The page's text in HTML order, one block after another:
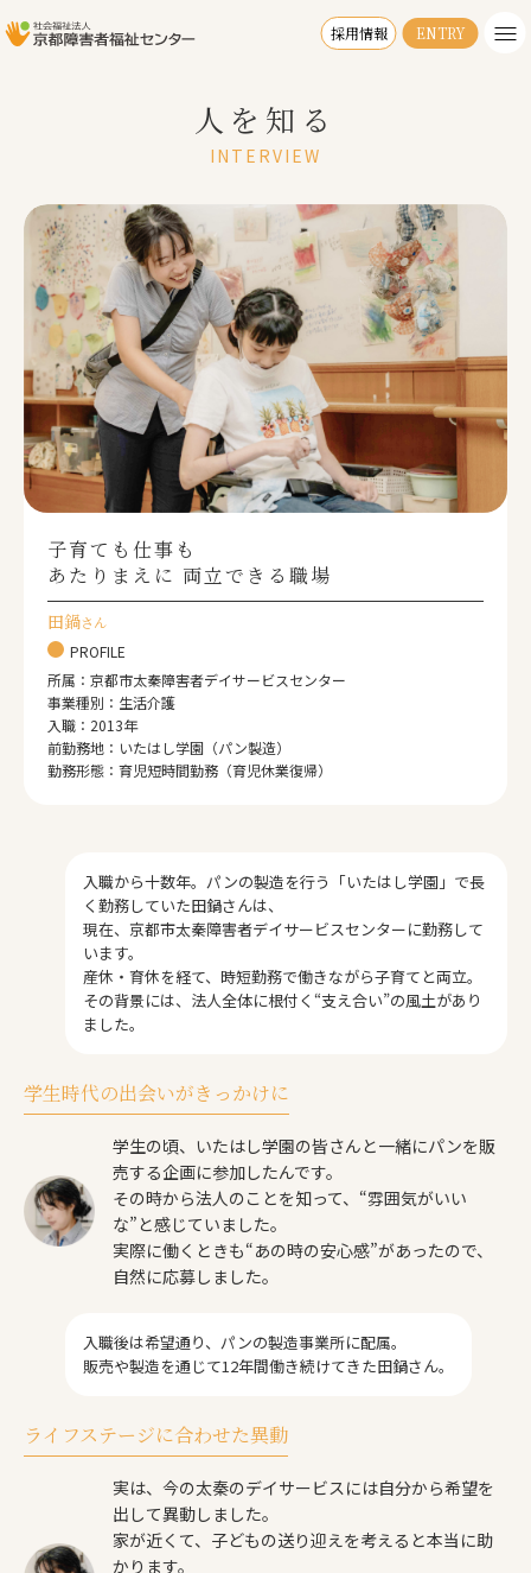
採用情報 ENTRY
人を知る
INTERVIEW
子育ても仕事も
あたりまえに 両立できる職場
田鍋さん
PROFILE
所属：京都市太秦障害者デイサービスセンター
事業種別：生活介護
入職：2013年
前勤務地：いたはし学園（パン製造）
勤務形態：育児短時間勤務（育児休業復帰）
入職から十数年。パンの製造を行う「いたはし学園」で長
く勤務していた田鍋さんは、
現在、京都市太秦障害者デイサービスセンターに勤務して
います。
産休・育休を経て、時短勤務で働きながら子育てと両立。
その背景には、法人全体に根付く“支え合い”の風土があり
ました。
学生時代の出会いがきっかけに
学生の頃、いたはし学園の皆さんと一緒にパンを販
売する企画に参加したんです。
その時から法人のことを知って、“雰囲気がいい
な”と感じていました。
実際に働くときも“あの時の安心感”があったので、
自然に応募しました。
入職後は希望通り、パンの製造事業所に配属。
販売や製造を通じて12年間働き続けてきた田鍋さん。
ライフステージに合わせた異動
実は、今の太秦のデイサービスには自分から希望を
出して異動しました。
家が近くて、子どもの送り迎えを考えると本当に助
かります。